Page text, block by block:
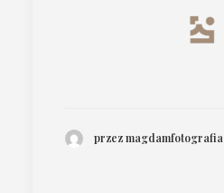
przez magdamfotografia